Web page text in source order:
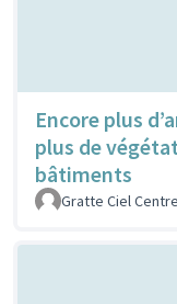
Encore plus
plus de
bâtiments
Gratte Ciel